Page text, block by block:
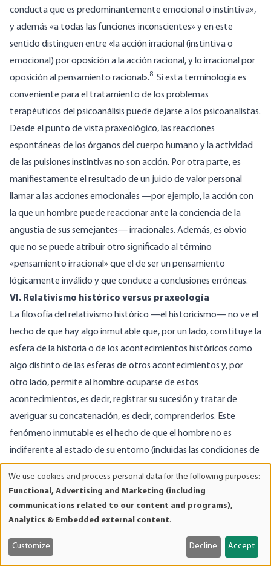
conducta que es predominantemente emocional o instintiva»,
y además «a todas las funciones inconscientes» y en este
sentido distinguen entre «la acción irracional (instintiva o
emocional) por oposición a la acción racional, y lo irracional por
oposición al pensamiento racional».8 Si esta terminología es
conveniente para el tratamiento de los problemas
terapéuticos del psicoanálisis puede dejarse a los psicoanalistas.
Desde el punto de vista praxeológico, las reacciones
espontáneas de los órganos del cuerpo humano y la actividad
de las pulsiones instintivas no son acción. Por otra parte, es
manifiestamente el resultado de un juicio de valor personal
llamar a las acciones emocionales —por ejemplo, la acción con
la que un hombre puede reaccionar ante la conciencia de la
angustia de sus semejantes— irracionales. Además, es obvio
que no se puede atribuir otro significado al término
«pensamiento irracional» que el de ser un pensamiento
lógicamente inválido y que conduce a conclusiones erróneas.
VI. Relativismo histórico versus praxeología
La filosofía del relativismo histórico —el historicismo— no ve el
hecho de que hay algo inmutable que, por un lado, constituye la
esfera de la historia o de los acontecimientos históricos como
algo distinto de las esferas de otros acontecimientos y, por
otro lado, permite al hombre ocuparse de estos
acontecimientos, es decir, registrar su sucesión y tratar de
averiguar su concatenación, es decir, comprenderlos. Este
fenómeno inmutable es el hecho de que el hombre no es
indiferente al estado de su entorno (incluidas las condiciones de
su propio cuerpo) y que intenta, en la medida en que le es
que le gusta más por otro que le gusta menos. En una palabra:
el hombre actúa. Sólo esto distingue la historia humana de la
historia de los cambios que se producen fuera del campo de la
acción humana, del estudio de la «historia natural» y sus
and
cookies
We use cookies and process personal data for the following purposes:
Functional, Advertising and Marketing (including
communications related to our content and programs),
Analytics & Embedded external content.
Customize Decline Accept